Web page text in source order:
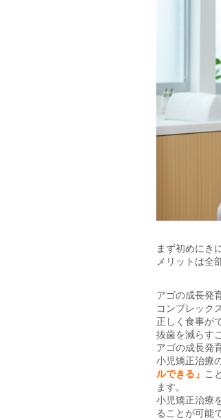
まず初めにき
メリットは全
アゴの成長発
コンプレック
正しく食事が
抜歯を減らす
アゴの成長発
小児矯正治療
ルできる」 こ
ます。
小児矯正治療
ることが可能